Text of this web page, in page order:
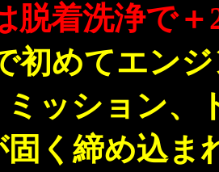
脱着洗浄で
初めてエン
ミッション、
く締め込ま